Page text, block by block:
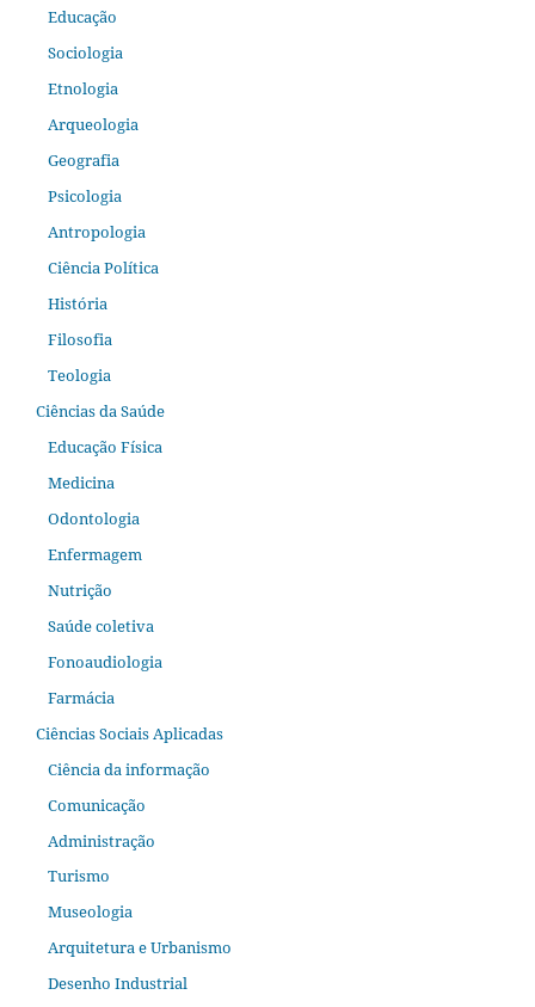
Educação
Sociologia
Etnologia
Arqueologia
Geografia
Psicologia
Antropologia
Ciência Política
História
Filosofia
Teologia
Ciências da Saúde
Educação Física
Medicina
Odontologia
Enfermagem
Nutrição
Saúde coletiva
Fonoaudiologia
Farmácia
Ciências Sociais Aplicadas
Ciência da informação
Comunicação
Administração
Turismo
Museologia
Arquitetura e Urbanismo
Desenho Industrial